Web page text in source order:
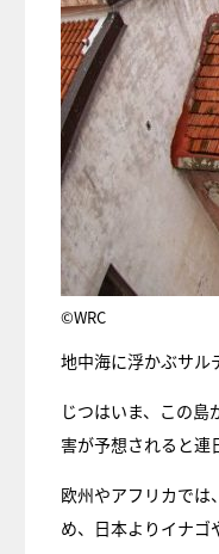
©WRC
地中海に浮かぶサル
じつはいま、この
害が予想されると連
欧州やアフリカでは
め、日本よりイナゴ